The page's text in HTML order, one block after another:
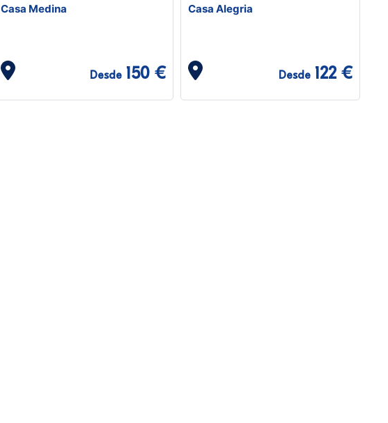
Casa Medina
Desde 150 €
Casa Alegria
Desde 122 €